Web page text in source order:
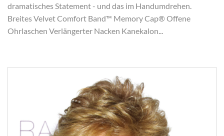
dramatisches Statement - und das im Handumdrehen.
Breites Velvet Comfort Band™ Memory Cap® Offene
Ohrlaschen Verlängerter Nacken Kanekalon...